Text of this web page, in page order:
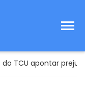
TCU apontar